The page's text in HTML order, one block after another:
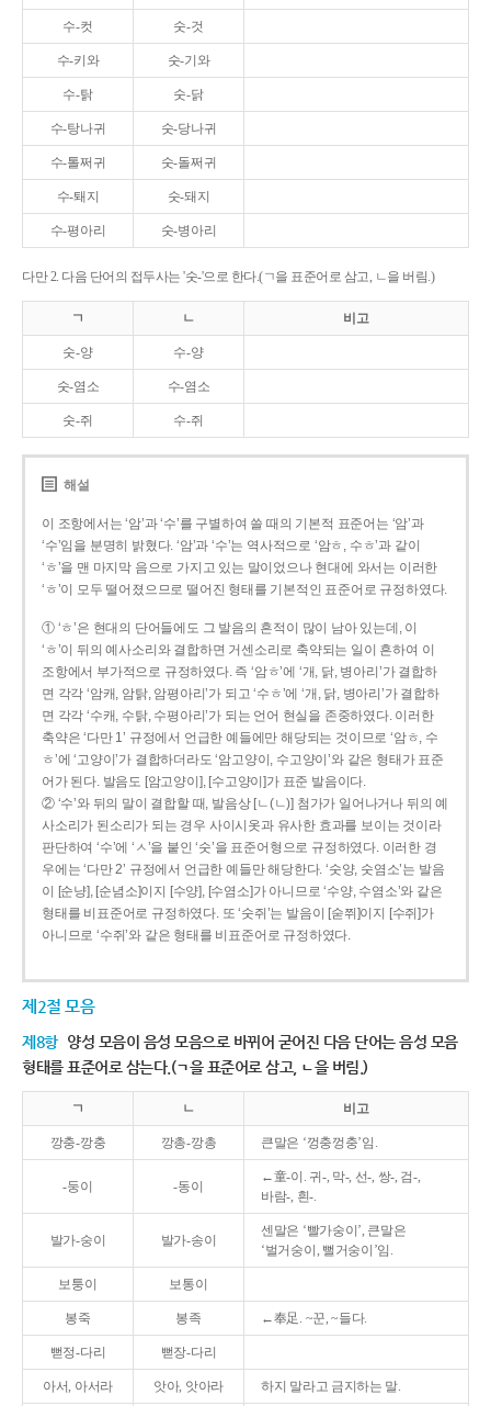
수-컷 숫-것
수-키와 숫-기와
수-탉 숫-닭
수-탕나귀 숫-당나귀
수-톨쩌귀 숫-돌쩌귀
수-퇘지 숫-돼지
수-평아리 숫-병아리
다만 2. 다음 단어의 접두사는 '숫-'으로 한다.(ㄱ을 표준어로 삼고, ㄴ을 버림.)
ㄱ ㄴ 비고
숫-양 수-양
숫-염소 수-염소
숫-쥐 수-쥐
해설
이 조항에서는 ‘암’과 ‘수’를 구별하여 쓸 때의 기본적 표준어는 ‘암’과
‘수’임을 분명히 밝혔다. ‘암’과 ‘수’는 역사적으로 ‘암ㅎ, 수ㅎ’과 같이
‘ㅎ’을 맨 마지막 음으로 가지고 있는 말이었으나 현대에 와서는 이러한
‘ㅎ’이 모두 떨어졌으므로 떨어진 형태를 기본적인 표준어로 규정하였다.
① ‘ㅎ’은 현대의 단어들에도 그 발음의 흔적이 많이 남아 있는데, 이
‘ㅎ’이 뒤의 예사소리와 결합하면 거센소리로 축약되는 일이 흔하여 이
조항에서 부가적으로 규정하였다. 즉 ‘암ㅎ’에 ‘개, 닭, 병아리’가 결합하
면 각각 ‘암캐, 암탉, 암평아리’가 되고 ‘수ㅎ’에 ‘개, 닭, 병아리’가 결합하
면 각각 ‘수캐, 수탉, 수평아리’가 되는 언어 현실을 존중하였다. 이러한
축약은 ‘다만 1’ 규정에서 언급한 예들에만 해당되는 것이므로 ‘암ㅎ, 수
ㅎ’에 ‘고양이’가 결합하더라도 ‘암고양이, 수고양이’와 같은 형태가 표준
어가 된다. 발음도 [암고양이], [수고양이]가 표준 발음이다.
② ‘수’와 뒤의 말이 결합할 때, 발음상 [ㄴ(ㄴ)] 첨가가 일어나거나 뒤의 예
사소리가 된소리가 되는 경우 사이시옷과 유사한 효과를 보이는 것이라
판단하여 ‘수’에 ‘ㅅ’을 붙인 ‘숫’을 표준어형으로 규정하였다. 이러한 경
우에는 ‘다만 2’ 규정에서 언급한 예들만 해당한다. ‘숫양, 숫염소’는 발음
이 [순냥], [순념소]이지 [수양], [수염소]가 아니므로 ‘수양, 수염소’와 같은
형태를 비표준어로 규정하였다. 또 ‘숫쥐’는 발음이 [숟쮜]이지 [수쥐]가
아니므로 ‘수쥐’와 같은 형태를 비표준어로 규정하였다.
제2절 모음
제8항 양성 모음이 음성 모음으로 바뀌어 굳어진 다음 단어는 음성 모음
형태를 표준어로 삼는다.(ㄱ을 표준어로 삼고, ㄴ을 버림.)
ㄱ ㄴ 비고
깡충-깡충 깡총-깡총 큰말은 ‘껑충껑충’임.
-둥이 -동이
←童-이. 귀-, 막-, 선-, 쌍-, 검-,
바람-, 흰-.
발가-숭이 발가-송이
센말은 ‘빨가숭이’, 큰말은
‘벌거숭이, 뻘거숭이’임.
보퉁이 보통이
봉죽 봉족 ←奉足. ~꾼, ~들다.
뻗정-다리 뻗장-다리
아서, 아서라 앗아, 앗아라 하지 말라고 금지하는 말.